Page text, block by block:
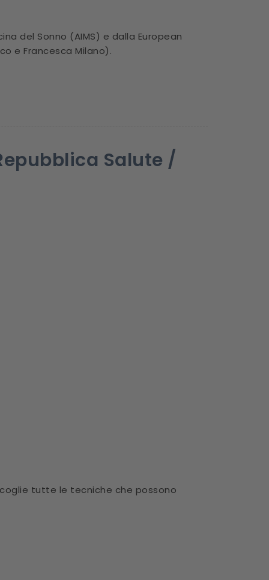
del Sonno (AIMS) e dalla European
e Francesca Milano).
Salute /
tutte le tecniche che possono